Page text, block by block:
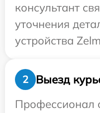
консультант
уточнения
устройства
2
Выезд
Профессионал